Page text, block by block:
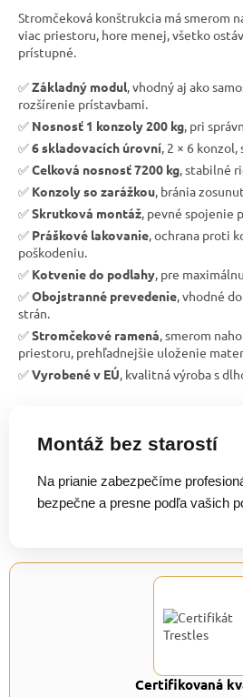
Stromčeková konštrukcia má smerom
viac priestoru, hore menej, všetko
prístupné.
✅Základný modul , vhodný aj ako
rozšírenie prístavbami.
✅ Nosnosť 1 konzoly 200 kg , pri
✅6 skladovacích úrovní , 2 × 6
✅Celková nosnosť 7200 kg , stabilné
✅ Konzoly so zarážkou , bránia
✅Skrutková montáž , pevné spojenie
✅ Práškové lakovanie , ochrana proti
poškodeniu.
✅ Kotvenie do podlahy , pre
✅Obojstranné prevedenie , vhodné
strán.
✅Stromčekové ramená , smerom
priestoru, prehľadnejšie uloženie
✅Vyrobené v EÚ , kvalitná výroba s
Montáž bez starostí
Na prianie zabezpečíme
bezpečne a presne podľa vašich
Certifikovaná